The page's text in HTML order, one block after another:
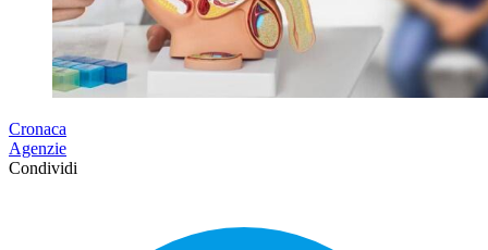
Cronaca
Agenzie
Condividi